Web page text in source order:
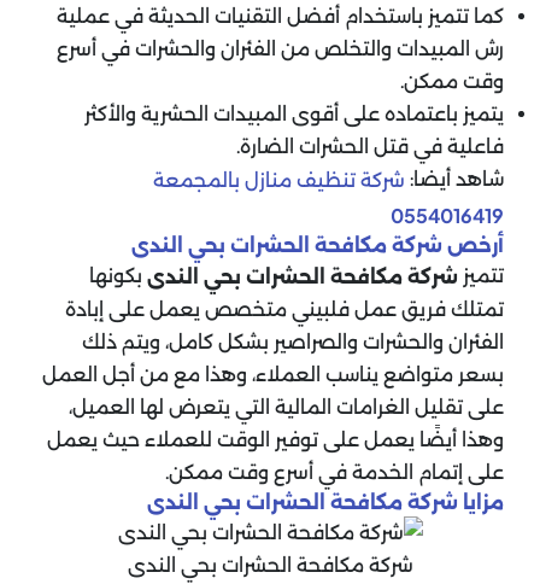
كما تتميز باستخدام أفضل التقنيات الحديثة في عملية
رش المبيدات والتخلص من الفئران والحشرات في أسرع
وقت ممكن.
يتميز باعتماده على أقوى المبيدات الحشرية والأكثر
فاعلية في قتل الحشرات الضارة.
شاهد أيضا: شركة تنظيف منازل بالمجمعة
0554016419
أرخص شركة مكافحة الحشرات بحي الندى
تتميز شركة مكافحة الحشرات بحي الندى بكونها
تمتلك فريق عمل فلبيني متخصص يعمل على إبادة
الفئران والحشرات والصراصير بشكل كامل، ويتم ذلك
بسعر متواضع يناسب العملاء، وهذا مع من أجل العمل
على تقليل الغرامات المالية التي يتعرض لها العميل،
وهذا أيضًا يعمل على توفير الوقت للعملاء حيث يعمل
على إتمام الخدمة في أسرع وقت ممكن.
مزايا شركة مكافحة الحشرات بحي الندى
شركة مكافحة الحشرات بحي الندى